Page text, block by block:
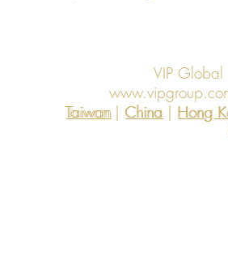
VIP
Taiwan | China | Hong
Hong
China
Taiwan